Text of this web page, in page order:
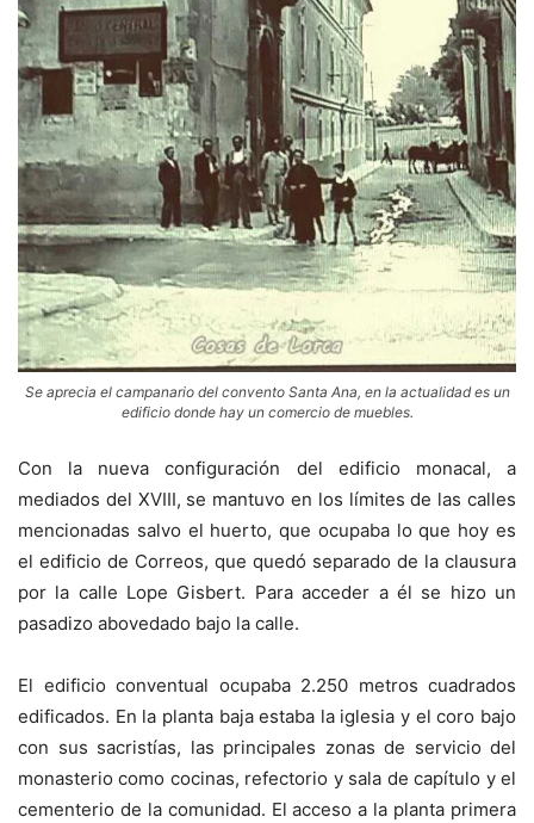
Se aprecia el campanario del convento Santa Ana, en la actualidad es un
edificio donde hay un comercio de muebles.
Con la nueva configuración del edificio monacal, a
mediados del XVIII, se mantuvo en los límites de las calles
mencionadas salvo el huerto, que ocupaba lo que hoy es
el edificio de Correos, que quedó separado de la clausura
por la calle Lope Gisbert. Para acceder a él se hizo un
pasadizo abovedado bajo la calle.
El edificio conventual ocupaba 2.250 metros cuadrados
edificados. En la planta baja estaba la iglesia y el coro bajo
con sus sacristías, las principales zonas de servicio del
monasterio como cocinas, refectorio y sala de capítulo y el
cementerio de la comunidad. El acceso a la planta primera